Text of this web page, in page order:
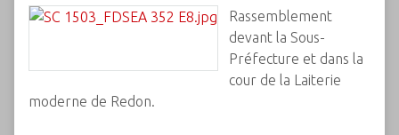
Rassemblement
devant la Sous-
Préfecture et dans la
cour de la Laiterie
moderne de Redon.